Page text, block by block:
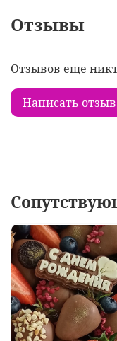
Отзывы
Отзывов еще
Написать отзыв